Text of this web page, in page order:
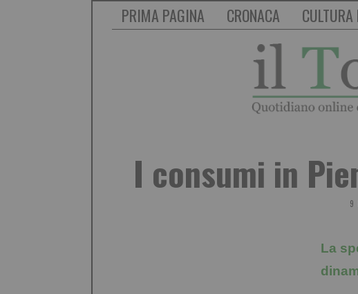
PRIMA PAGINA CRONACA
I consumi in
9
La